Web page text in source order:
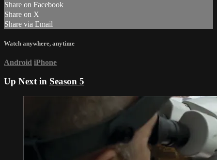
Share on Facebook
Share on X
Share via Email
Watch anywhere, anytime
Android iPhone
Up Next in Season 5